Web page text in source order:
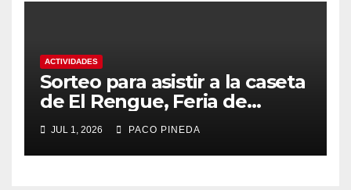
ACTIVIDADES
Sorteo para asistir a la caseta
de El Rengue, Feria de
Málaga 2026
JUL 1, 2026 PACO PINEDA